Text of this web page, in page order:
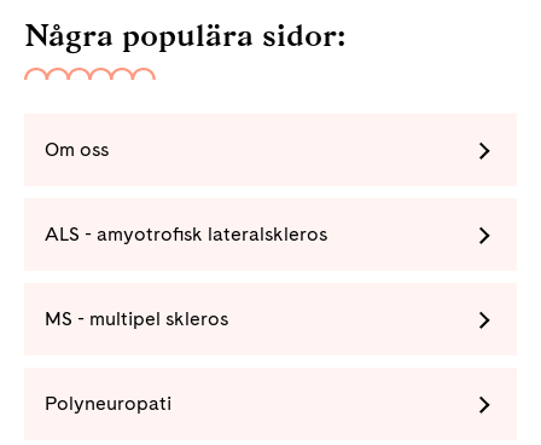
Några populära sidor:
Om oss
ALS - amyotrofisk lateralskleros
MS - multipel skleros
Polyneuropati